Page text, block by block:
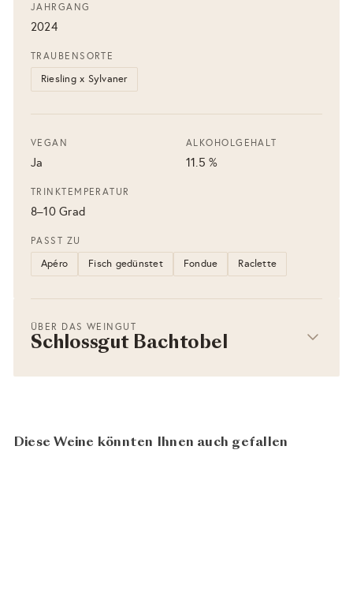
JAHRGANG
2024
TRAUBENSORTE
Riesling x Sylvaner
VEGAN
Ja
ALKOHOLGEHALT
11.5 %
TRINKTEMPERATUR
8–10 Grad
PASST ZU
Apéro Fisch gedünstet Fondue Raclette
ÜBER DAS WEINGUT
Schlossgut Bachtobel
Diese Weine könnten Ihnen auch gefallen